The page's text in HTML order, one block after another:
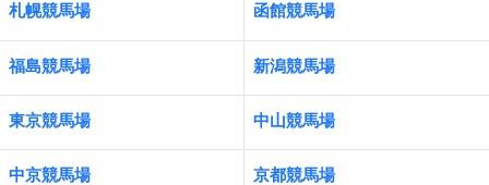
札幌競馬場 函館競馬場
福島競馬場 新潟競馬場
東京競馬場 中山競馬場
中京競馬場 京都競馬場